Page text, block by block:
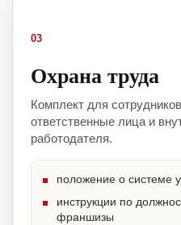
03
Охрана труда
Комплект для
ответственные лица и
работодателя.
положение о системе
инструкции по
франшизы